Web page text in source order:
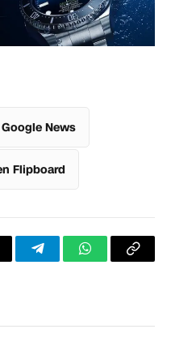
News
Flipboard
TelegramWhatsApp